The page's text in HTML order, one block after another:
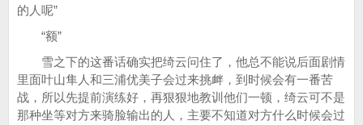
的人呢”
“额”
雪之下的这番话确实把绮云问住了，他总不能说后面剧情
里面叶山隼人和三浦优美子会过来挑衅，到时候会有一番苦
战，所以先提前演练好，再狠狠地教训他们一顿，绮云可不是
那种坐等对方来骑脸输出的人，主要不知道对方什么时候会过